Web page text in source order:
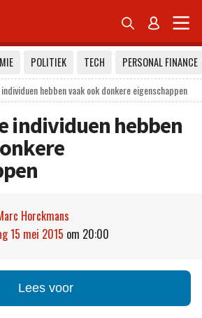
 
POLITIEK TECH
PERSONAL FINANCE
hebben vaak ook donkere eigenschappen
individuen hebben
Horckmans
15 mei 2015 om 20:00
Lees voor